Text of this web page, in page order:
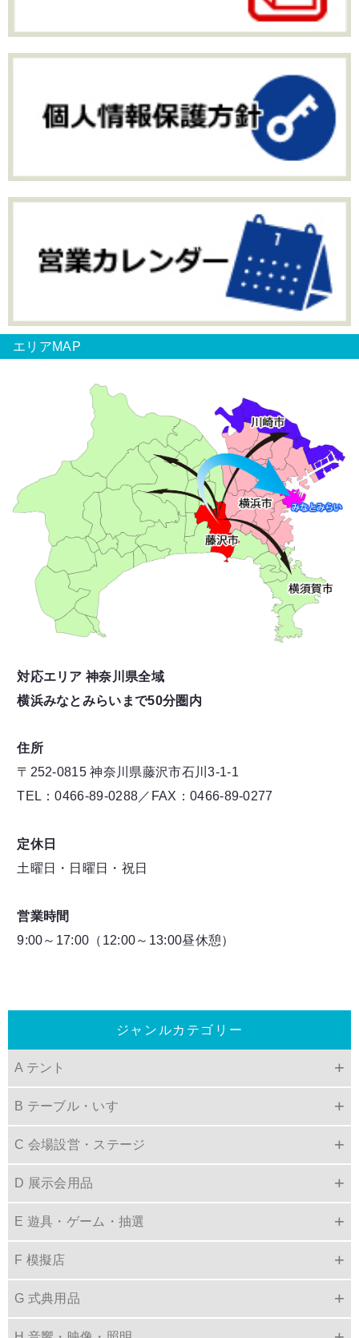
ジャンルカテゴリー
A テント
B テーブル・いす
C 会場設営・ステージ
D 展示会用品
E 遊具・ゲーム・抽選
F 模擬店
G 式典用品
エリアMAP
対応エリア 神奈川県全域
横浜みなとみらいまで50分圏内
住所
〒252-0815 神奈川県藤沢市石川3-1-1
TEL：0466-89-0288／FAX：0466-89-0277
定休日
土曜日・日曜日・祝日
営業時間
9:00～17:00（12:00～13:00昼休憩）